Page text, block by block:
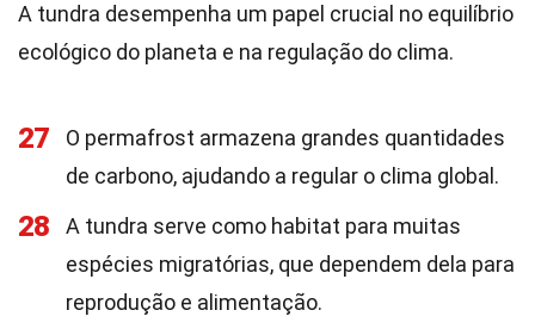
A tundra desempenha um papel crucial no equilíbrio
ecológico do planeta e na regulação do clima.
27
O permafrost armazena grandes quantidades
de carbono, ajudando a regular o clima global.
28
A tundra serve como habitat para muitas
espécies migratórias, que dependem dela para
reprodução e alimentação.